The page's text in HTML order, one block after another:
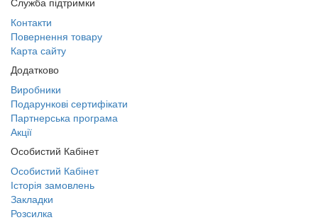
Контакти
Повернення товару
Карта сайту
Додатково
Виробники
Подарункові сертифікати
Партнерська програма
Акції
Особистий Кабінет
Особистий Кабінет
Історія замовлень
Закладки
Розсилка